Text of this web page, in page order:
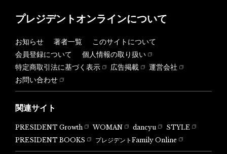
プレジデントオンラインについて
お知らせ 著者一覧
このサイトについて
会員登録について
個人情報の取り扱い
特定商取引法に基づく表示
広告掲載
運営会社
お問い合わせ
関連サイト
PRESIDENT Growth WOMAN dancyu
STYLE
PRESIDENT BOOKS
プレジデントFamily Online